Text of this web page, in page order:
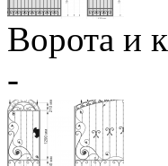
Ворота и
-